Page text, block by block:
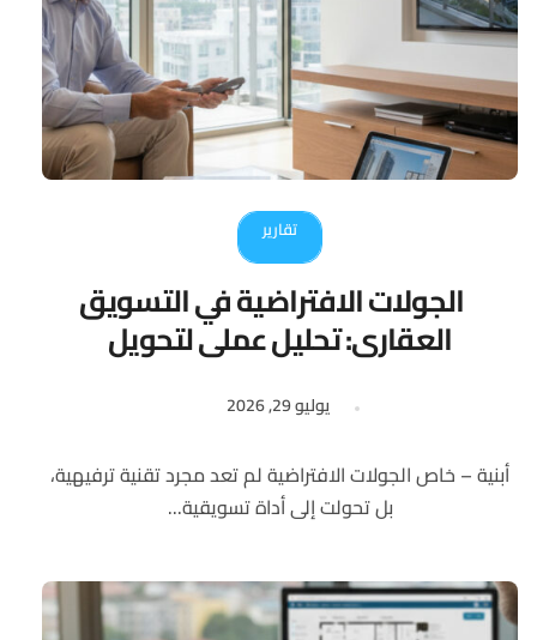
تقارير
الجولات الافتراضية في التسويق
العقاري: تحليل عملي لتحويل
المشاهدين إلى عملاء
يوليو 29, 2026
أبنية – خاص الجولات الافتراضية لم تعد مجرد تقنية ترفيهية،
بل تحولت إلى أداة تسويقية...